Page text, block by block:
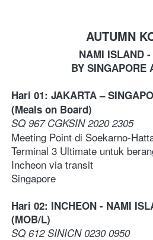
AUTUMN
NAMI ISLAND
BY SINGAPORE
Hari 01: JAKARTA –
(Meals on Board)
SQ 967 CGKSIN 2020 2305
Meeting Point di Soekarno-
Terminal 3 Ultimate untuk
Incheon via transit
Singapore
Hari 02: INCHEON - NAMI
(MOB/L)
SQ 612 SINICN 0230 0950